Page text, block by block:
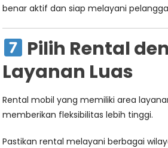
benar aktif dan siap melayani
Pilih Rental
Layanan Luas
Rental mobil yang memiliki area
memberikan fleksibilitas lebih tinggi.
Pastikan rental melayani berbagai